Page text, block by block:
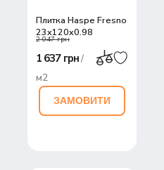
Плитка Haspe Fresno
23x120x0,98
2 047 грн
1 637 грн/
м2
ЗАМОВИТИ